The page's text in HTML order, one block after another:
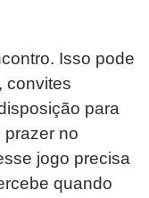
Isso pode
convites
para
prazer no
jogo precisa
quando